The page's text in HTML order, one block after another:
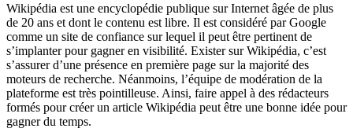
Wikipédia est une encyclopédie publique sur Internet âgée de plus
de 20 ans et dont le contenu est libre. Il est considéré par Google
comme un site de confiance sur lequel il peut être pertinent de
s’implanter pour gagner en visibilité. Exister sur Wikipédia, c’est
s’assurer d’une présence en première page sur la majorité des
moteurs de recherche. Néanmoins, l’équipe de modération de la
plateforme est très pointilleuse. Ainsi, faire appel à des rédacteurs
formés pour créer un article Wikipédia peut être une bonne idée pour
gagner du temps.